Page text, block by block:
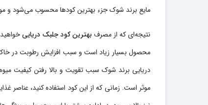
مایع برند شوک جزء بهترین کودها محسوب می‌شود و
نتیجه‌ای که از مصرف بهترین کود جلبک دریایی
محصول بسیار زیاد است و سبب افزایش رطوبت در
دریایی برند شوک سبب تقویت و بالا رفتن کیفیت
موثر است. زمانی که از این کود استفاده کنید،